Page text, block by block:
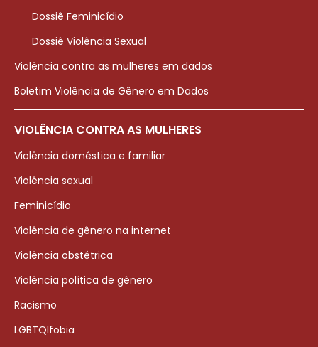
Dossiê Feminicídio
Dossiê Violência Sexual
Violência contra as mulheres em dados
Boletim Violência de Gênero em Dados
VIOLÊNCIA CONTRA AS MULHERES
Violência doméstica e familiar
Violência sexual
Feminicídio
Violência de gênero na internet
Violência obstétrica
Violência política de gênero
Racismo
LGBTQIfobia